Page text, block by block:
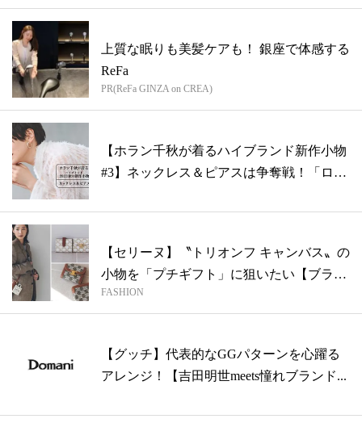
上質な眠りも美髪ケアも！ 銀座で体感する
ReFa
PR(ReFa GINZA on CREA)
【ホラン千秋が着るハイブランド新作小物
#3】ネックレス＆ピアスは争奪戦！「ロ
【セリーヌ】〝トリオンフ キャンバス〟の
小物を「プチギフト」に狙いたい【ブラン
ド...
FASHION
【グッチ】代表的なGGパターンを心躍る
アレンジ！【吉田明世meets憧れブランド...